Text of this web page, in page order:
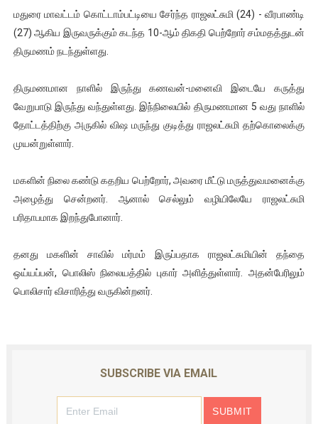
ஐ.நா முன்றலில் சீரற்ற காலநிலையிலும் தமிழின அழிப்பிற்கு
இளையராஜா – கமல் அவசர சந்திப்பு (படங்கள், விடியோ)
ஜனாதிபதி ஐக்கிய நாடுகளின் பொதுச் சபை கூட்டத்தில் இன்று
32 CM விநோத கன்றுக்குட்டி! (வீடியோ)
வலிமை தான் அஜித் திரைப்பயணத்திலே அதிக காலெக்ஷன் செய்த
மதுரை மாவட்டம் கொட்டாம்பட்டியை சேர்ந்த ராஜலட்சுமி (24) - வீரபாண்டி
(27) ஆகிய இருவருக்கும் கடந்த 10-ஆம் திகதி பெற்றோர் சம்மதத்துடன்
திருமணம் நடந்துள்ளது.
திருமணமான நாளில் இருந்து கணவன்-மனைவி இடையே கருத்து
வேறுபாடு இருந்து வந்துள்ளது. இந்நிலையில் திருமணமான 5 வது நாளில்
தோட்டத்திற்கு அருகில் விஷ மருந்து குடித்து ராஜலட்சுமி தற்கொலைக்கு
முயன்றுள்ளார்.
மகளின் நிலை கண்டு கதறிய பெற்றோர், அவரை மீட்டு மருத்துவமனைக்கு
அழைத்து சென்றனர். ஆனால் செல்லும் வழியிலேயே ராஜலட்சுமி
பரிதாபமாக இறந்துபோனார்.
தனது மகளின் சாவில் மர்மம் இருப்பதாக ராஜலட்சுமியின் தந்தை
ஒய்யப்பன், பொலிஸ் நிலையத்தில் புகார் அளித்துள்ளார். அதன்பேரிலும்
பொலிசார் விசாரித்து வருகின்றனர்.
SUBSCRIBE VIA EMAIL